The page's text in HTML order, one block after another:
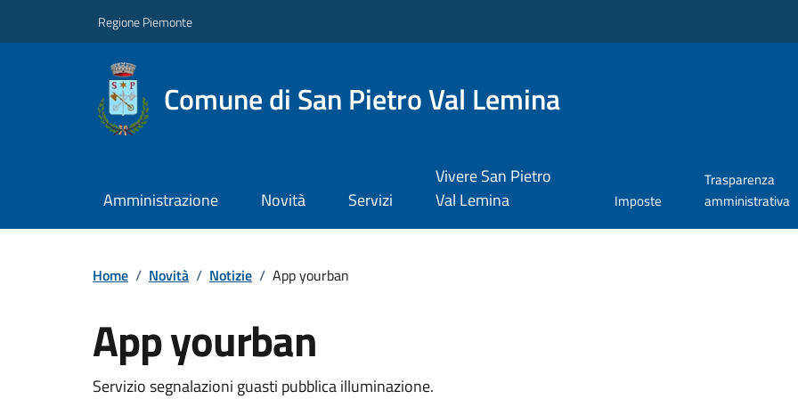
Regione Piemonte
Comune di San Pietro Val Lemina
Amministrazione Novità Servizi
Vivere San Pietro
Val Lemina
Imposte
Trasparenza
amministrativa
Home / Novità / Notizie / App yourban
App yourban
Servizio segnalazioni guasti pubblica illuminazione.